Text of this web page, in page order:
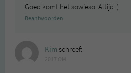
Goed komt het sowieso. Altijd :)
Beantwoorden
Kim schreef: